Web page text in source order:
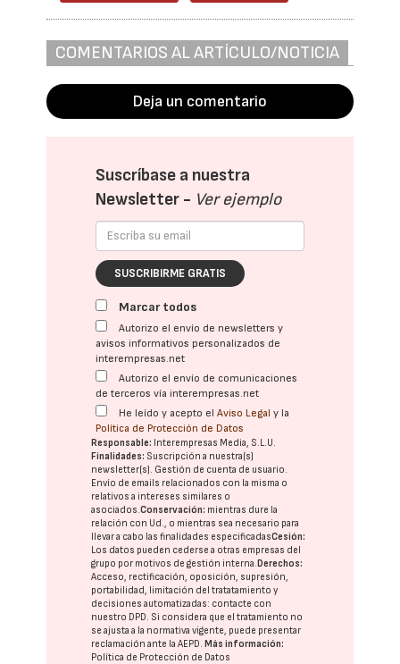
COMENTARIOS AL ARTÍCULO/NOTICIA
Deja un comentario
Suscríbase a nuestra
Newsletter - Ver ejemplo
SUSCRIBIRME GRATIS
Marcar todos
Autorizo el envío de newsletters y
avisos informativos personalizados de
interempresas.net
Autorizo el envío de comunicaciones
de terceros vía interempresas.net
He leído y acepto elAviso Legal y la
Política de Protección de Datos
Responsable: Interempresas Media, S.L.U.
Finalidades: Suscripción a nuestra(s)
newsletter(s). Gestión de cuenta de usuario.
Envío de emails relacionados con la misma o
relativos a intereses similares o
asociados.Conservación: mientras dure la
relación con Ud., o mientras sea necesario para
llevar a cabo las finalidades especificadasCesión:
Los datos pueden cederse a otras empresas del
grupo por motivos de gestión interna.Derechos:
Acceso, rectificación, oposición, supresión,
portabilidad, limitación del tratatamiento y
decisiones automatizadas: contacte con
nuestro DPD. Si considera que el tratamiento no
se ajusta a la normativa vigente, puede presentar
reclamación ante laAEPD.Más información:
Política de Protección de Datos